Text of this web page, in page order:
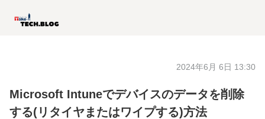
2024年6月 6日 13:30
Microsoft Intuneでデバイスのデータを削除
する(リタイヤまたはワイプする)方法